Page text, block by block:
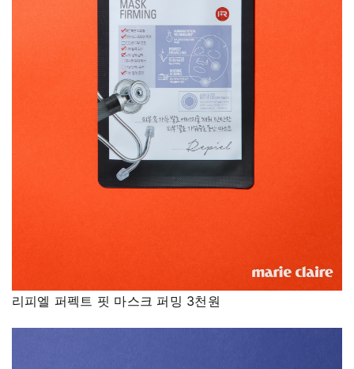
리피엘 퍼펙트 핏 마스크 퍼밍 3천원